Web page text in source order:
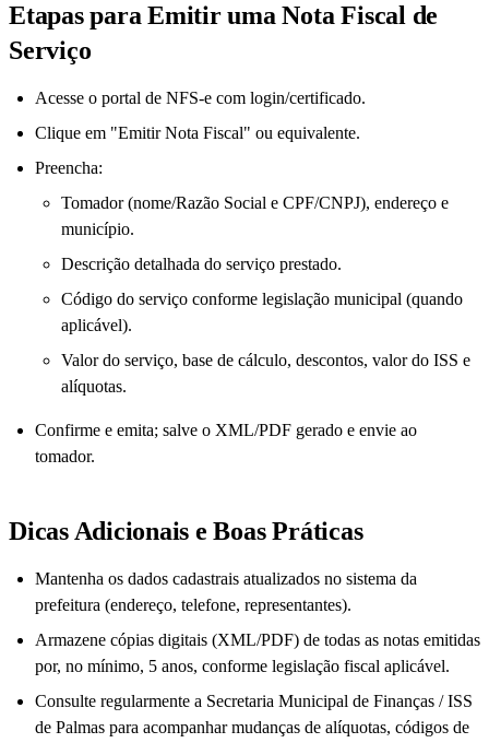
Etapas para Emitir uma Nota Fiscal de
Serviço
Acesse o portal de NFS-e com login/certificado.
Clique em "Emitir Nota Fiscal" ou equivalente.
Preencha:
Tomador (nome/Razão Social e CPF/CNPJ), endereço e
município.
Descrição detalhada do serviço prestado.
Código do serviço conforme legislação municipal (quando
aplicável).
Valor do serviço, base de cálculo, descontos, valor do ISS e
alíquotas.
Confirme e emita; salve o XML/PDF gerado e envie ao
tomador.
Dicas Adicionais e Boas Práticas
Mantenha os dados cadastrais atualizados no sistema da
prefeitura (endereço, telefone, representantes).
Armazene cópias digitais (XML/PDF) de todas as notas emitidas
por, no mínimo, 5 anos, conforme legislação fiscal aplicável.
Consulte regularmente a Secretaria Municipal de Finanças / ISS
de Palmas para acompanhar mudanças de alíquotas, códigos de